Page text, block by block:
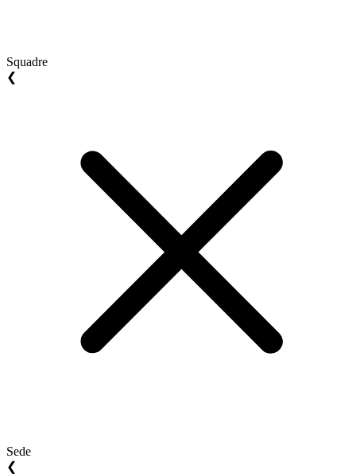
Squadre
❮
Sede
❮